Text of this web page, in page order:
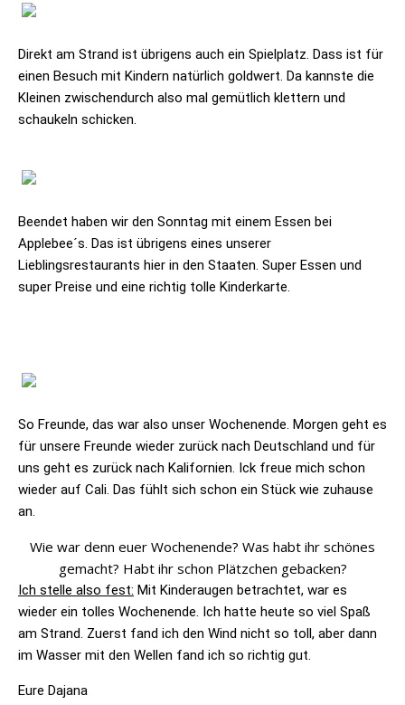
Direkt am Strand ist übrigens auch ein Spielplatz. Dass ist für
einen Besuch mit Kindern natürlich goldwert. Da kannste die
Kleinen zwischendurch also mal gemütlich klettern und
schaukeln schicken.
Beendet haben wir den Sonntag mit einem Essen bei
Applebee´s. Das ist übrigens eines unserer
Lieblingsrestaurants hier in den Staaten. Super Essen und
super Preise und eine richtig tolle Kinderkarte.
So Freunde, das war also unser Wochenende. Morgen geht es
für unsere Freunde wieder zurück nach Deutschland und für
uns geht es zurück nach Kalifornien. Ick freue mich schon
wieder auf Cali. Das fühlt sich schon ein Stück wie zuhause
an.
Wie war denn euer Wochenende? Was habt ihr schönes
gemacht? Habt ihr schon Plätzchen gebacken?
Ich stelle also fest: Mit Kinderaugen betrachtet, war es
wieder ein tolles Wochenende. Ich hatte heute so viel Spaß
am Strand. Zuerst fand ich den Wind nicht so toll, aber dann
im Wasser mit den Wellen fand ich so richtig gut.
Eure Dajana